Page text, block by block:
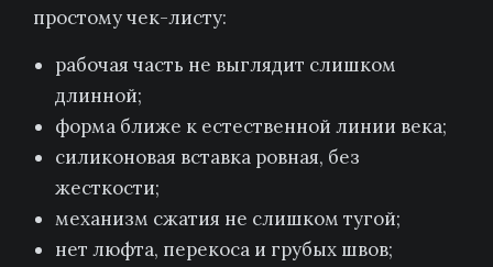
простому чек-листу:
рабочая часть не выглядит слишком
длинной;
форма ближе к естественной линии века;
силиконовая вставка ровная, без
жесткости;
механизм сжатия не слишком тугой;
нет люфта, перекоса и грубых швов;